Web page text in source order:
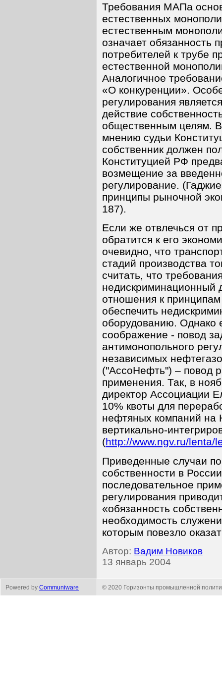
Требования МАПа
естественных
естественным
означает обязанность
потребителей к трубе
естественной
Аналогичное
«О конкуренции».
регулирования
действие
общественным целям.
мнению судьи
собственник должен
Конституцией РФ
возмещение за
регулирование.
принципы рыночной
187).
Если же отвлечься от
обратится к его
очевидно, что
стадий производства
считать, что
недискриминационный
отношения к
обеспечить
оборудованию. Однако
соображение - повод
антимонопольного
независимых
("АссоНефть") – повод
применения. Так, в
директор Ассоциации
10% квоты для
нефтяных компаний
вертикально-
(http://www.ngv.ru/lenta/
Приведенные случаи
собственности в
последовательное
регулирования
«обязанность
необходимость
которым повезло
Автор: Вадим Новиков
13 январь 2004
Powered by Communiware © 2020 Горизонты промышленной